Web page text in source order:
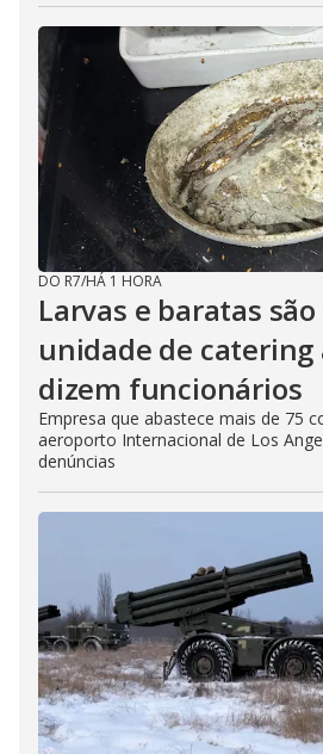
DO R7/HÁ 1 HORA
Larvas e baratas
unidade de catering
dizem funcionários
Empresa que abastece mais de 75
aeroporto Internacional de Los
denúncias